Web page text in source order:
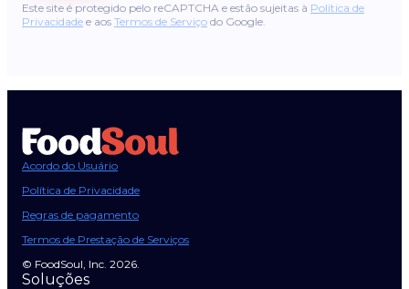
Este site é protegido pelo reCAPTCHA e estão sujeitas à Política de
Privacidade e aos Termos de Serviço do Google.
Acordo do Usuário
Política de Privacidade
Regras de pagamento
Termos de Prestação de Serviços
© FoodSoul, Inc. 2026.
Soluções